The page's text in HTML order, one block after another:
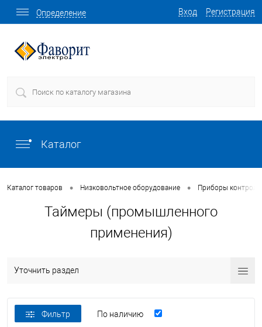
Вход Регистрация
Определение
Каталог
Каталог товаров • Низковольтное оборудование • Приборы контроля
Таймеры (промышленного
применения)
Уточнить раздел
Фильтр По наличию